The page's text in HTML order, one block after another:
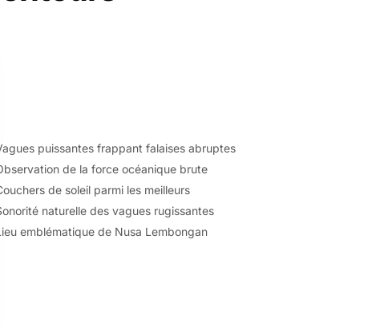
puissantes frappant falaises abruptes
de la force océanique brute
de soleil parmi les meilleurs
naturelle des vagues rugissantes
emblématique de Nusa Lembongan